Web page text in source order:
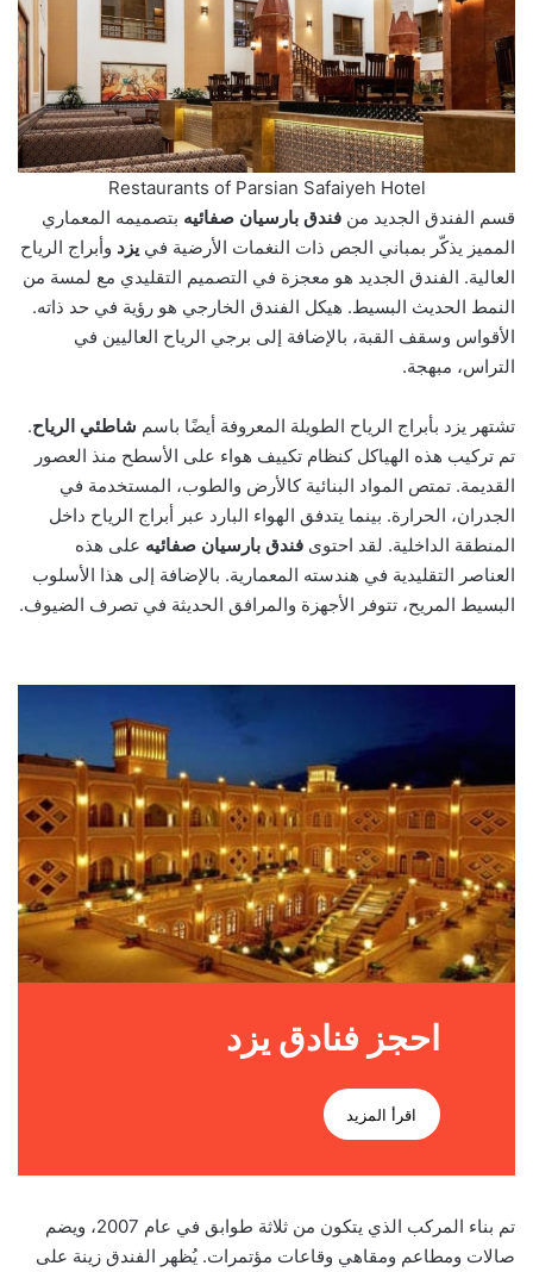
Restaurants of Parsian Safaiyeh Hotel
قسم الفندق الجديد من فندق بارسيان صفائيه بتصميمه المعماري
المميز يذكّر بمباني الجص ذات النغمات الأرضية في يزد وأبراج الرياح
العالية. الفندق الجديد هو معجزة في التصميم التقليدي مع لمسة من
النمط الحديث البسيط. هيكل الفندق الخارجي هو رؤية في حد ذاته.
الأقواس وسقف القبة، بالإضافة إلى برجي الرياح العاليين في
التراس، مبهجة.
تشتهر يزد بأبراج الرياح الطويلة المعروفة أيضًا باسم شاطئي الرياح.
تم تركيب هذه الهياكل كنظام تكييف هواء على الأسطح منذ العصور
القديمة. تمتص المواد البنائية كالأرض والطوب، المستخدمة في
الجدران، الحرارة. بينما يتدفق الهواء البارد عبر أبراج الرياح داخل
المنطقة الداخلية. لقد احتوى فندق بارسيان صفائيه على هذه
العناصر التقليدية في هندسته المعمارية. بالإضافة إلى هذا الأسلوب
البسيط المريح، تتوفر الأجهزة والمرافق الحديثة في تصرف الضيوف.
احجز فنادق يزد
اقرأ المزيد
تم بناء المركب الذي يتكون من ثلاثة طوابق في عام 2007، ويضم
صالات ومطاعم ومقاهي وقاعات مؤتمرات. يُظهر الفندق زينة على